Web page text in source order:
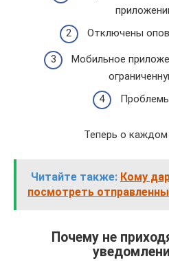
Отключены
Мобильное
Теперь о
Читайте также: Кому
посмотреть
Почему не